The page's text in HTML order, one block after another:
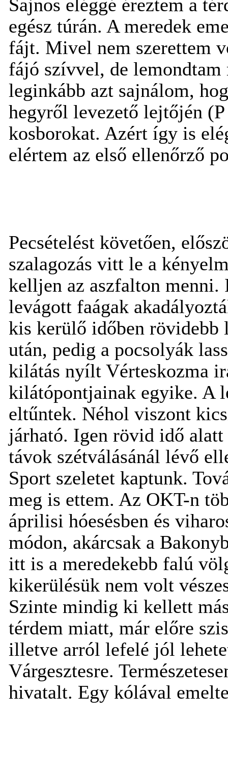
Sajnos eléggé éreztem a
egész túrán. A meredek
fájt. Mivel nem szerettem
fájó szívvel, de lemondtam
leginkább azt sajnálom,
hegyről levezető lejtőjén
kosborokat. Azért így is
elértem az első ellenőrző
Pecsételést követően,
szalagozás vitt le a
kelljen az aszfalton
levágott faágak
kis kerülő időben rövidebb
után, pedig a pocsolyák
kilátás nyílt Vérteskozma
kilátópontjainak egyike. A
eltűntek. Néhol viszont
járható. Igen rövid idő alatt
távok szétválásánál lévő
Sport szeletet kaptunk.
meg is ettem. Az OKT-n
áprilisi hóesésben és
módon, akárcsak a
itt is a meredekebb falú
kikerülésük nem volt
Szinte mindig ki kellett
térdem miatt, már előre
illetve arról lefelé jól
Várgesztesre.
hivatalt. Egy kólával